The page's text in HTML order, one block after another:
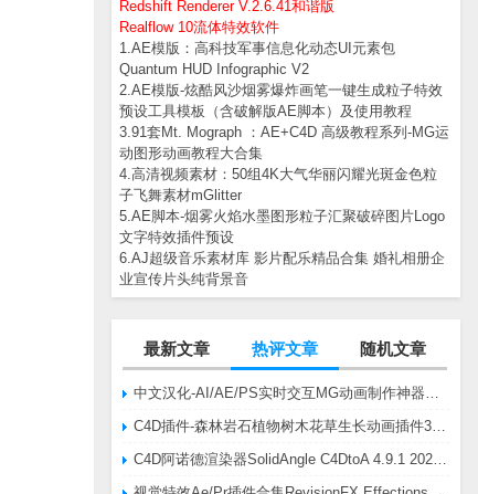
Redshift Renderer V.2.6.41和谐版
Realflow 10流体特效软件
1.AE模版：高科技军事信息化动态UI元素包
Quantum HUD Infographic V2
2.AE模版-炫酷风沙烟雾爆炸画笔一键生成粒子特效
预设工具模板（含破解版AE脚本）及使用教程
3.91套Mt. Mograph ：AE+C4D 高级教程系列-MG运
动图形动画教程大合集
4.高清视频素材：50组4K大气华丽闪耀光斑金色粒
子飞舞素材mGlitter
5.AE脚本-烟雾火焰水墨图形粒子汇聚破碎图片Logo
文字特效插件预设
6.AJ超级音乐素材库 影片配乐精品合集 婚礼相册企
业宣传片头纯背景音
最新文章 热评文章 随机文章